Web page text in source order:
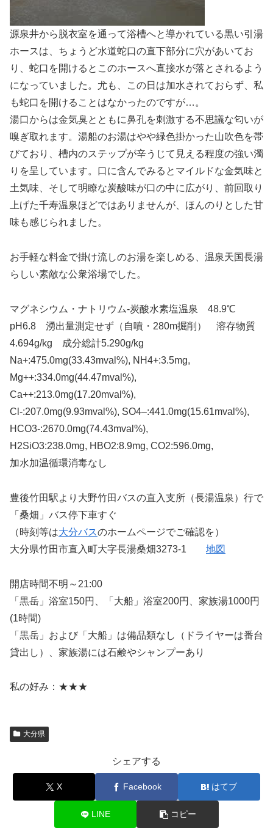
源泉井から脱衣室を通って浴槽へと導かれている黒い引湯
ホースは、ちょうど水道蛇口の直下部分に穴があいてお
り、蛇口を開けるとこのホースへ直接水が落とされるよう
になっていました。尤も、この日は加水されておらず、私
も蛇口を開けることはなかったのですが…。
湯口からは金気臭とともに鼻孔を刺激する不思議な匂いが
嗅ぎ取れます。湯船のお湯はやや緑色掛かった山吹色を帯
びており、槽内のステップが辛うじて見える程度の強い濁
りを呈しています。口に含んでみるとマイルドな金気味と
土気味、そして明瞭な炭酸味が口の中に広がり、前回取り
上げた千寿温泉ほどではありませんが、ほんのりとした甘
味も感じられました。
お手軽な料金で掛け流しのお湯を楽しめる、温泉天国長湯
らしい素敵な公衆浴場でした。
マグネシウム・ナトリウム-炭酸水素塩温泉 48.9℃
pH6.8 湧出量測定せず（自噴・280m掘削） 溶存物質
4.694g/kg 成分総計5.290g/kg
Na+:475.0mg(33.43mval%), NH4+:3.5mg,
Mg++:334.0mg(44.47mval%),
Ca++:213.0mg(17.20mval%),
Cl-:207.0mg(9.93mval%), SO4–:441.0mg(15.61mval%),
HCO3-:2670.0mg(74.43mval%),
H2SiO3:238.0mg, HBO2:8.9mg, CO2:596.0mg,
加水加温循環消毒なし
豊後竹田駅より大野竹田バスの直入支所（長湯温泉）行で
「桑畑」バス停下車すぐ
（時刻等は大分バスのホームページでご確認を）
大分県竹田市直入町大字長湯桑畑3273-1 地図
開店時間不明～21:00
「黒岳」浴室150円、「大船」浴室200円、家族湯1000円
(1時間)
「黒岳」および「大船」は備品類なし（ドライヤーは番台
貸出し）、家族湯には石鹸やシャンプーあり
私の好み：★★★
大分県
シェアする
X Facebook はてブ
LINE コピー